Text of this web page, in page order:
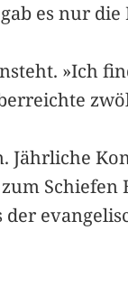
es nur
»Ich
Jährliche
Schiefen
der